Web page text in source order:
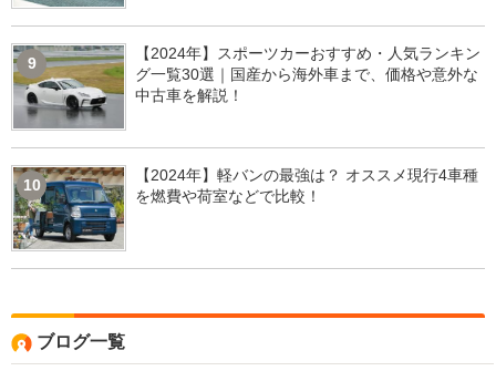
9
【2024年】スポーツカーおすすめ・人気ランキン
グ一覧30選｜国産から海外車まで、価格や意外な
中古車を解説！
10
【2024年】軽バンの最強は？ オススメ現行4車種
を燃費や荷室などで比較！
ブログ一覧